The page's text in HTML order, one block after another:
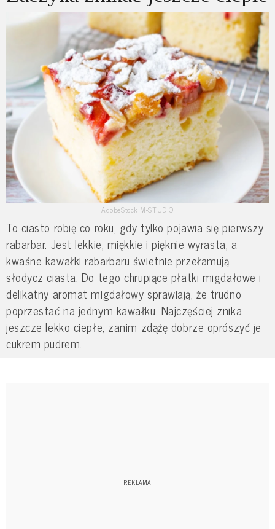
AdobeStock M-STUDIO
To ciasto robię co roku, gdy tylko pojawia się pierwszy
rabarbar. Jest lekkie, miękkie i pięknie wyrasta, a
kwaśne kawałki rabarbaru świetnie przełamują
słodycz ciasta. Do tego chrupiące płatki migdałowe i
delikatny aromat migdałowy sprawiają, że trudno
poprzestać na jednym kawałku. Najczęściej znika
jeszcze lekko ciepłe, zanim zdążę dobrze oprószyć je
cukrem pudrem.